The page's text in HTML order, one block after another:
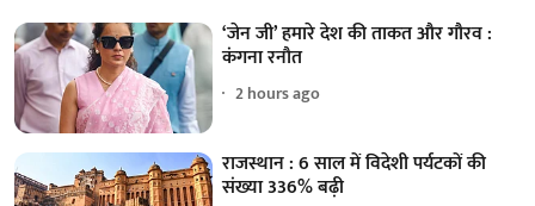
‘जेन जी’ हमारे देश की ताकत और गौरव :
कंगना रनौत
2 hours ago
राजस्थान : 6 साल में विदेशी पर्यटकों की
संख्या 336% बढ़ी